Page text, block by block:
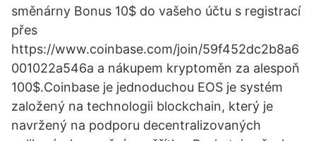
směnárny Bonus 10$ do vašeho účtu s registrací
přes
https://www.coinbase.com/join/59f452dc2b8a6
001022a546a a nákupem kryptoměn za alespoň
100$.Coinbase je jednoduchou EOS je systém
založený na technologii blockchain, který je
navržený na podporu decentralizovaných